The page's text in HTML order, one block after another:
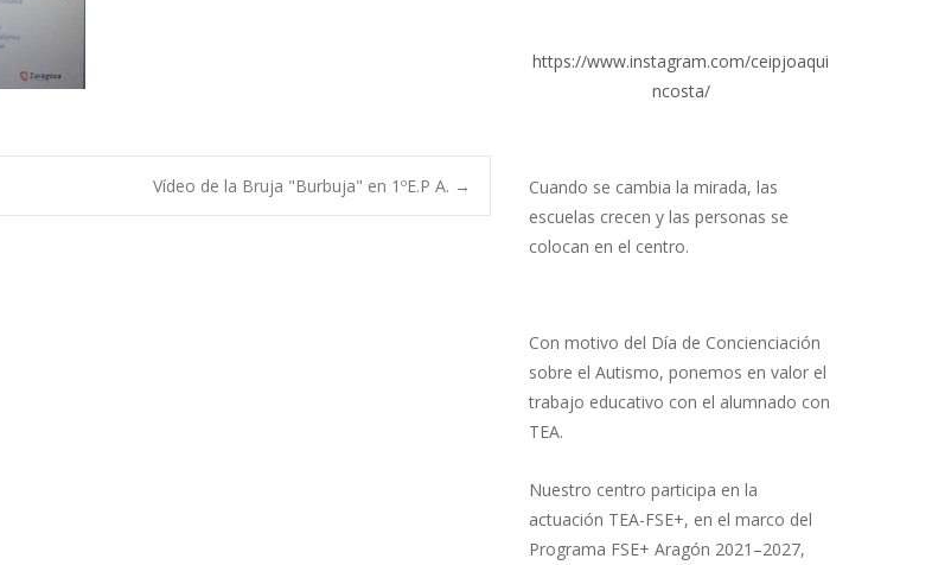
Vídeo de la Bruja "Burbuja" en 1ºE.P A. →
https://www.instagram.com/ceipjoaqui
ncosta/
Cuando se cambia la mirada, las
escuelas crecen y las personas se
colocan en el centro.
Con motivo del Día de Concienciación
sobre el Autismo, ponemos en valor el
trabajo educativo con el alumnado con
TEA.
Nuestro centro participa en la
actuación TEA-FSE+, en el marco del
Programa FSE+ Aragón 2021–2027,